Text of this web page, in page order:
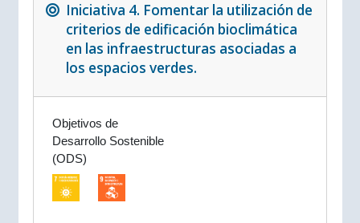
Iniciativa 4. Fomentar la utilización de
criterios de edificación bioclimática
en las infraestructuras asociadas a
los espacios verdes.
Objetivos de
Desarrollo Sostenible
(ODS)